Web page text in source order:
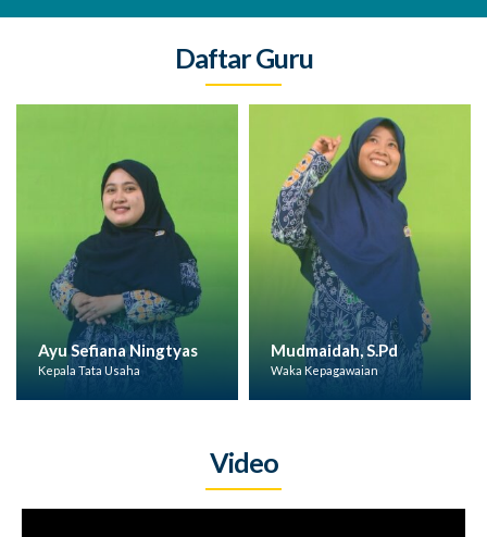
Daftar Guru
Mudmaidah, S.Pd
Waka Kepagawaian
Putri Hajar
Kepala UPJ
Video